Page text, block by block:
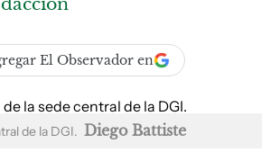
El Observador en
de la DGI. Diego Battiste